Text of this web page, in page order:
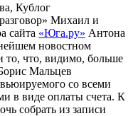
Кублог
Михаил и
сайта «Юга.ру» Антона
новостном
то, что, видимо, больше
Мальцев
со всеми
в виде оплаты счета. К
собрать из записи